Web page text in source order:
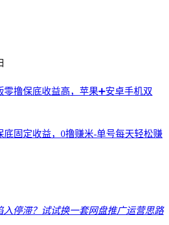
撸保底收益高，苹果➕安卓手机双
底固定收益，0撸赚米-单号每天轻松赚